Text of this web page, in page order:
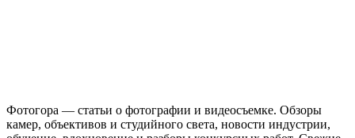
Фотогора — статьи о фотографии и видеосъемке. Обзоры
камер, объективов и студийного света, новости индустрии,